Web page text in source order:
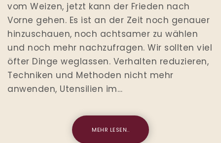
vom Weizen, jetzt kann der Frieden nach
Vorne gehen. Es ist an der Zeit noch genauer
hinzuschauen, noch achtsamer zu wählen
und noch mehr nachzufragen. Wir sollten viel
öfter Dinge weglassen. Verhalten reduzieren,
Techniken und Methoden nicht mehr
anwenden, Utensilien im…
MEHR LESEN..